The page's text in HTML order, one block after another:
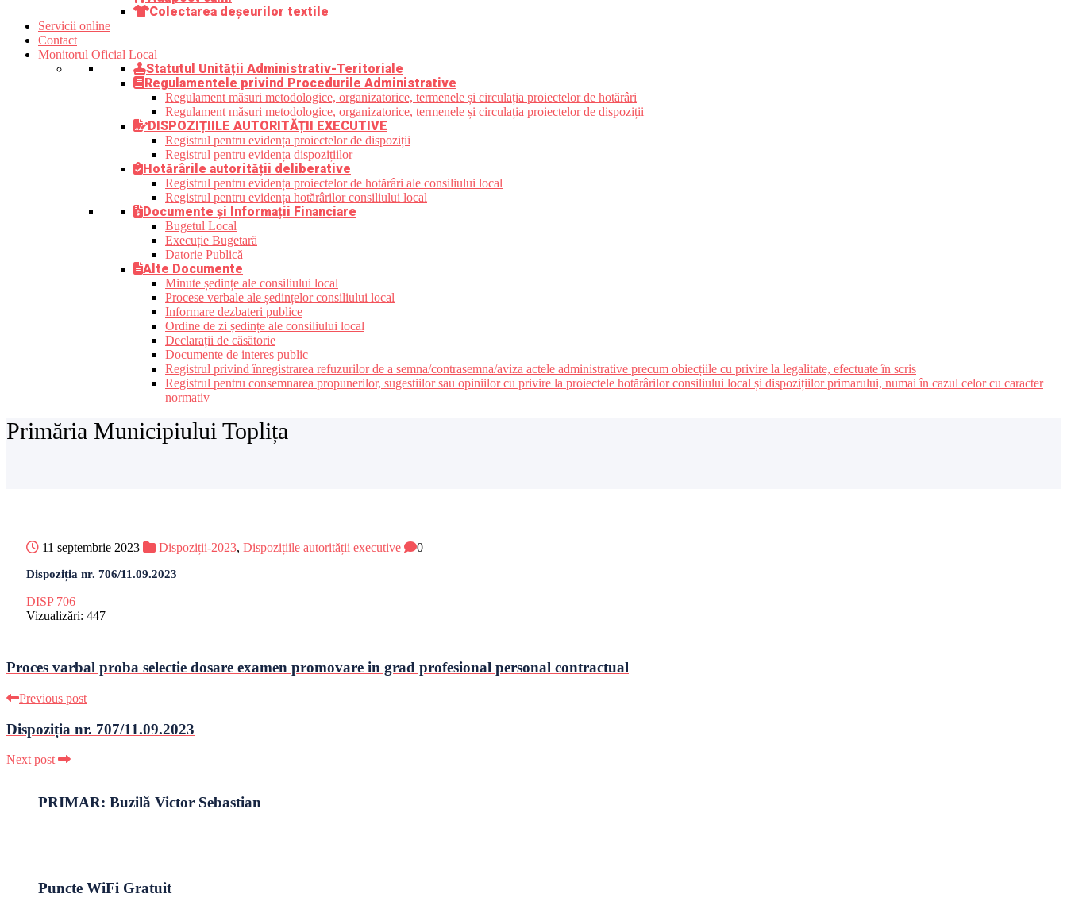
Colectarea deșeurilor textile
Servicii online
Contact
Monitorul Oficial Local
Statutul Unității Administrativ-Teritoriale
Regulamentele privind Procedurile Administrative
Regulament măsuri metodologice, organizatorice, termenele și circulația proiectelor de hotărâri
Regulament măsuri metodologice, organizatorice, termenele și circulația proiectelor de dispoziții
DISPOZIȚIILE AUTORITĂȚII EXECUTIVE
Registrul pentru evidența proiectelor de dispoziții
Registrul pentru evidența dispozițiilor
Hotărârile autorității deliberative
Registrul pentru evidența proiectelor de hotărâri ale consiliului local
Registrul pentru evidența hotărârilor consiliului local
Documente și Informații Financiare
Bugetul Local
Execuție Bugetară
Datorie Publică
Alte Documente
Minute ședințe ale consiliului local
Procese verbale ale ședințelor consiliului local
Informare dezbateri publice
Ordine de zi ședințe ale consiliului local
Declarații de căsătorie
Documente de interes public
Registrul privind înregistrarea refuzurilor de a semna/contrasemna/aviza actele administrative precum obiecțiile cu privire la legalitate, efectuate în scris
Registrul pentru consemnarea propunerilor, sugestiilor sau opiniilor cu privire la proiectele hotărârilor consiliului local și dispozițiilor primarului, numai în cazul celor cu caracter
normativ
Primăria Municipiului Toplița
11 septembrie 2023 Dispoziții-2023, Dispozițiile autorității executive 0
Dispoziția nr. 706/11.09.2023
DISP 706
Vizualizări: 447
Proces varbal proba selectie dosare examen promovare in grad profesional personal contractual
Previous post
Dispoziția nr. 707/11.09.2023
Next post
PRIMAR: Buzilă Victor Sebastian
Puncte WiFi Gratuit